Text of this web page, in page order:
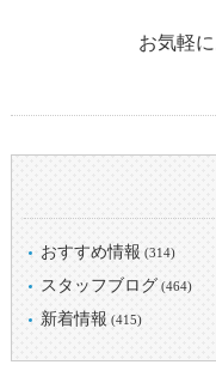
お気軽
おすすめ情報 (314)
スタッフブログ (464)
新着情報 (415)